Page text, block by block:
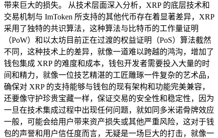
带来巨大的损失。 从技术层面深入分析，XRP 的底层技术和
交易机制与 ImToken 所支持的其他代币存在着显著差异，XRP
采用了独特的共识算法，这种算法与比特币的工作量证明
（PoW）和以太坊目前正在过渡的权益证明（PoS）算法截然
不同，这种技术上的差异，就像一道难以跨越的鸿沟，增加了
钱包集成 XRP 的难度和成本，钱包开发者需要投入大量的时
间和精力，就像一位技艺精湛的工匠雕琢一件复杂的艺术品，
确保对 XRP 的支持能够与钱包的现有架构和功能完美兼容，
还要像守护珍贵宝藏一样，保证交易的安全性和稳定性，因为
一旦在技术集成过程中出现任何问题，就如同多米诺骨牌效应
一般，可能会给用户带来资产损失或其他严重风险，这对于钱
包的声誉和用户信任度而言，无疑是一场巨大的打击，就像一